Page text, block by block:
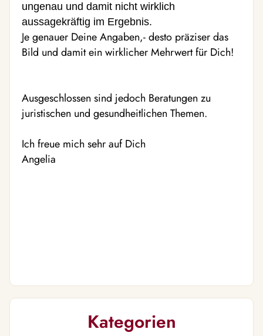
ungenau und damit nicht wirklich
aussagekräftig im Ergebnis.
Je genauer Deine Angaben,- desto präziser das
Bild und damit ein wirklicher Mehrwert für Dich!
Ausgeschlossen sind jedoch Beratungen zu
juristischen und gesundheitlichen Themen.
Ich freue mich sehr auf Dich
Angelia
Kategorien